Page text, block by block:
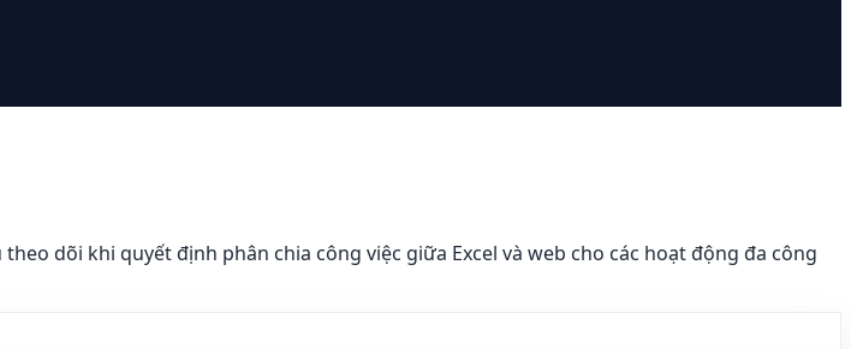
dõi khi quyết định phân chia công việc giữa Excel và web cho các hoạt động đa công